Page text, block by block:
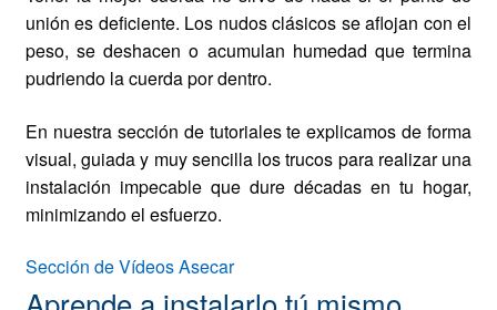
unión es deficiente. Los nudos clásicos se aflojan con el
peso, se deshacen o acumulan humedad que termina
pudriendo la cuerda por dentro.
En nuestra sección de tutoriales te explicamos de forma
visual, guiada y muy sencilla los trucos para realizar una
instalación impecable que dure décadas en tu hogar,
minimizando el esfuerzo.
Sección de Vídeos Asecar